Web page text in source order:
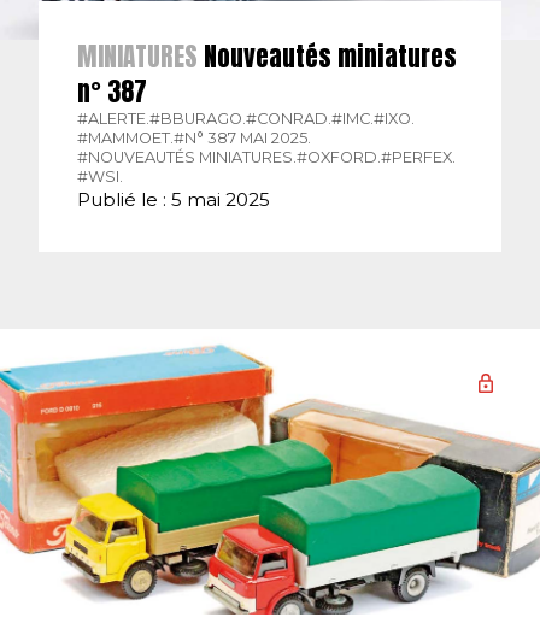
MINIATURES Nouveautés miniatures
n° 387
#ALERTE.#BBURAGO.#CONRAD.#IMC.#IXO.
#MAMMOET.#N° 387 MAI 2025.
#NOUVEAUTÉS MINIATURES.#OXFORD.#PERFEX.
#WSI.
Publié le : 5 mai 2025